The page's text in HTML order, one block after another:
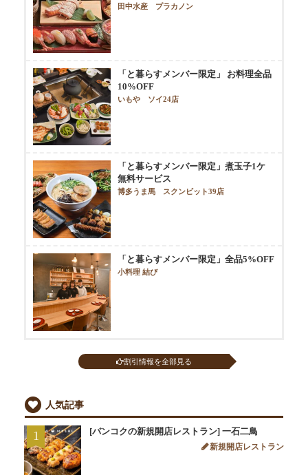
田中水産 プラカノン
「と暮らすメンバー限定」 お料理全品
10%OFF
いもや ソイ24店
「と暮らすメンバー限定」煮玉子1ケ
無料サービス
博多うま馬 スクンビット39店
「と暮らすメンバー限定」全品5%OFF
小料理 結び
割引情報を全部見る
人気記事
1 [バンコクの新規開店レストラン] 一石二鳥
新規開店レストラン